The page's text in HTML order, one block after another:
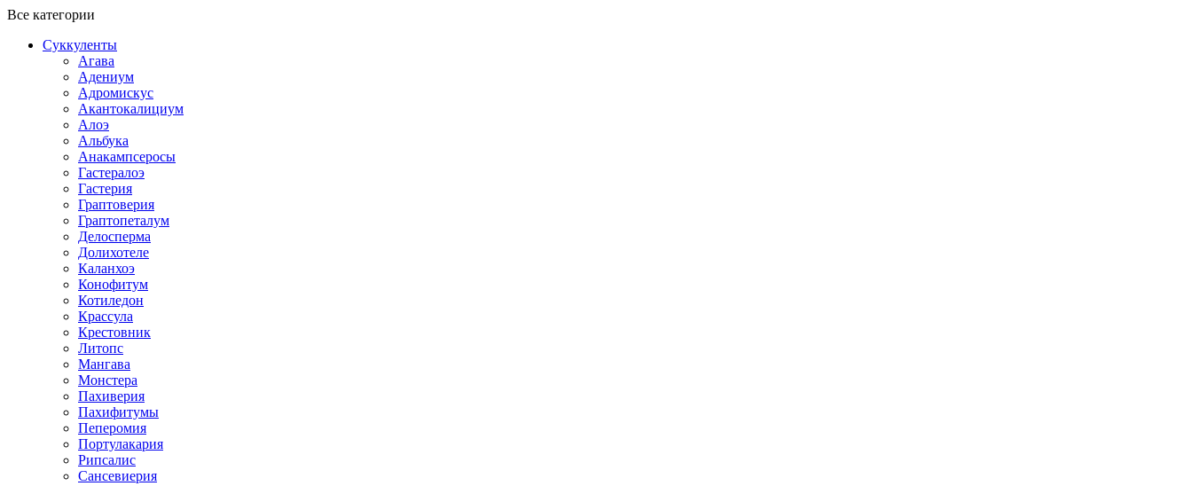
Все категории
Суккуленты
Агава
Адениум
Адромискус
Акантокалициум
Алоэ
Альбука
Анакампсеросы
Гастералоэ
Гастерия
Граптоверия
Граптопеталум
Делосперма
Долихотеле
Каланхоэ
Конофитум
Котиледон
Крассула
Крестовник
Литопс
Мангава
Монстера
Пахиверия
Пахифитумы
Пеперомия
Портулакария
Рипсалис
Сансевиерия